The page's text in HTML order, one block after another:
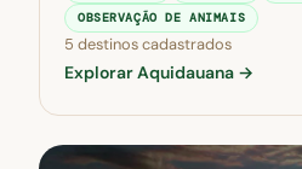
OBSERVAÇÃO DE ANIMAIS
5 destinos cadastrados
Explorar Aquidauana →